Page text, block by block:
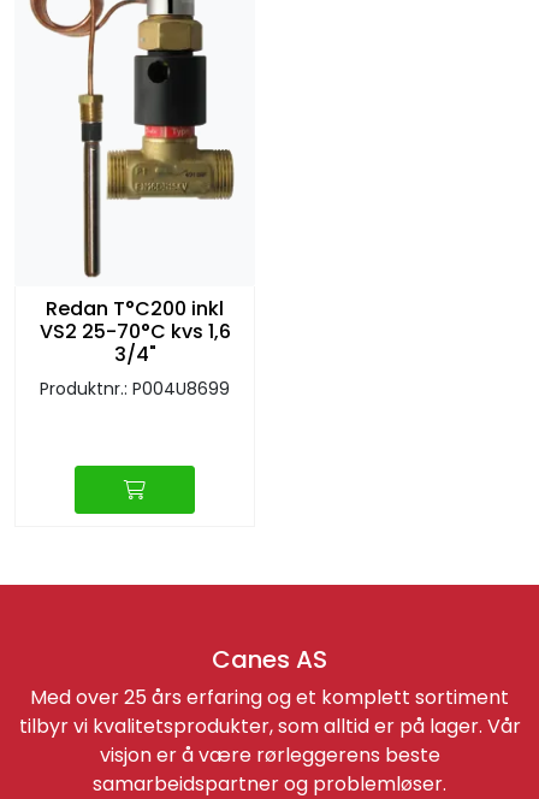
Redan T°C200 inkl
VS2 25-70°C kvs 1,6
3/4"
Produktnr.: P004U8699
Canes AS
Med over 25 års erfaring og et komplett sortiment
tilbyr vi kvalitetsprodukter, som alltid er på lager. Vår
visjon er å være rørleggerens beste
samarbeidspartner og problemløser.